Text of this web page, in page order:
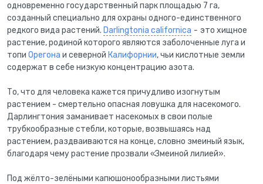
одновременно государственный парк площадью 7 га,
созданный специально для охраны одного-единственного
редкого вида растений. Darlingtonia californica - это хищное
растение, родиной которого являются заболоченные луга и
топи Орегона и северной Калифорнии, чьи кислотные земли
содержат в себе низкую концентрацию азота.
То, что для человека кажется причудливо изогнутым
растением - смертельно опасная ловушка для насекомого.
Дарлингтония заманивает насекомых в свои полые
трубкообразные стебли, которые, возвышаясь над
растением, раздваиваются на конце, словно змеиный язык,
благодаря чему растение прозвали «Змеиной лилией».
Под жёлто-зелёными капюшонообразными листьями